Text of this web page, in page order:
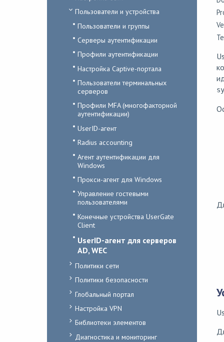
Пользователи и устройства
Пользователи и группы
Серверы аутентификации
Профили аутентификации
Настройка Captive-портала
Пользователи терминальных
серверов
Профили MFA (многофакторной
аутентификации)
UserID-агент
Radius accounting
Агент аутентификации для
Windows
Прокси-агент для Windows
Управление гостевыми
пользователями
Конечные устройства UserGate
Client
UserID-агент для серверов
AD, WEC
Политики сети
Политики безопасности
Глобальный портал
Настройка VPN
Библиотеки элементов
Диагностика и мониторинг